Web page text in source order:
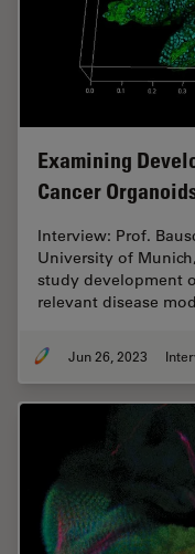
Examining
Cancer
Interview: Prof.
University of
study development
relevant disease
Jun 26, 2023